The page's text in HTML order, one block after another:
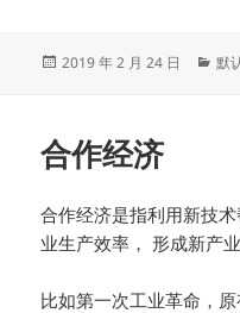
发
2019 年 2 月 24 日
分
默
合作经济
合作经济是指利用新技
业生产效率， 形成新产
比如第一次工业革命，